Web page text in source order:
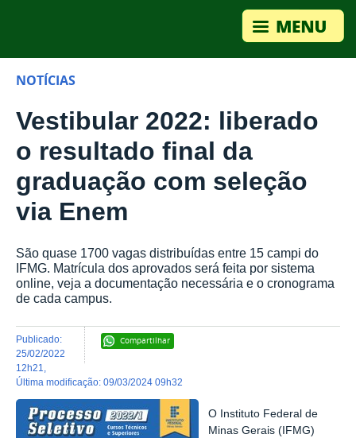
NOTÍCIAS
Vestibular 2022: liberado
o resultado final da
graduação com seleção
via Enem
São quase 1700 vagas distribuídas entre 15 campi do
IFMG. Matrícula dos aprovados será feita por sistema
online, veja a documentação necessária e o cronograma
de cada campus.
Compartilhar
publicado:
25/02/2022
12h21
última modificação: 09/03/2024 09h32
O Instituto Federal de
Minas Gerais (IFMG)